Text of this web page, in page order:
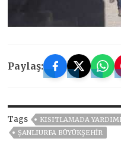
Paylaş:
Tags
KISITLAMADA
ŞANLIURFA BÜYÜKŞEHİR